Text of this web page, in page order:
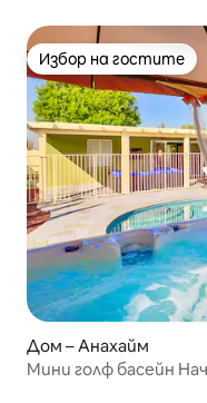
Избор на гостите
Избор на гостите
Дом – Анахайм
Мини голф басейн